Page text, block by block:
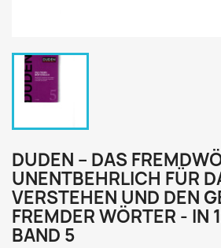
DUDEN – DAS
UNENTBEHRLICH FÜR
VERSTEHEN UND DEN
FREMDER WÖRTER - IN
BAND 5